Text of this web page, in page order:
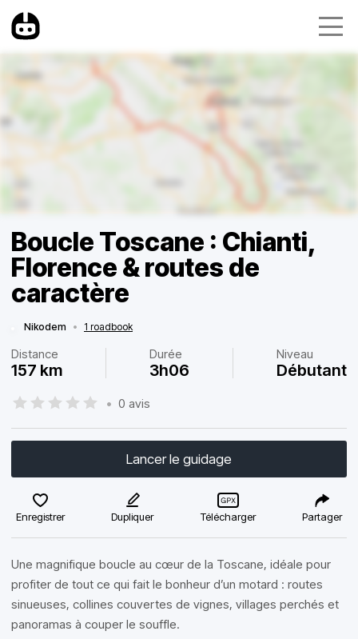
Boucle Toscane : Chianti,
Florence & routes de
caractère
Nikodem • 1 roadbook
Distance
157 km
Durée
3h06
Niveau
Débutant
• 0 avis
Lancer le guidage
Enregistrer Dupliquer Télécharger Partager
Une magnifique boucle au cœur de la Toscane, idéale pour
profiter de tout ce qui fait le bonheur d’un motard : routes
sinueuses, collines couvertes de vignes, villages perchés et
panoramas à couper le souffle.